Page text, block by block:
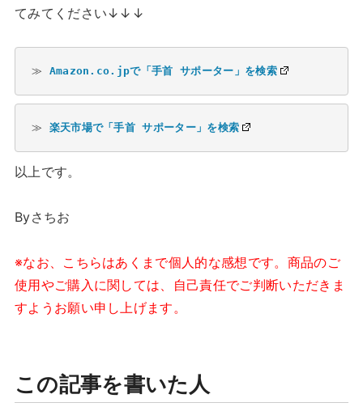
てみてください↓↓↓
≫ Amazon.co.jpで「手首 サポーター」を検索
≫ 楽天市場で「手首 サポーター」を検索
以上です。
Byさちお
※なお、こちらはあくまで個人的な感想です。商品のご
使用やご購入に関しては、自己責任でご判断いただきま
すようお願い申し上げます。
この記事を書いた人